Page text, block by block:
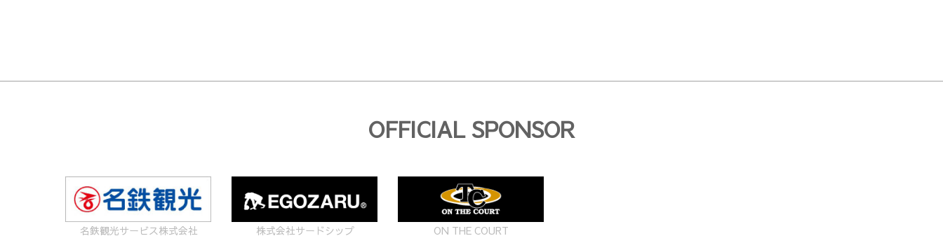
OFFICIAL SPONSOR
名鉄観光サービス株式会社 株式会社サードシップ ON THE COURT